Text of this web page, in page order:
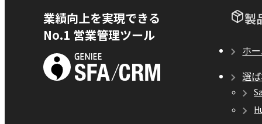
業績向上を実現できる
No.1 営業管理ツール
製
ホ
選